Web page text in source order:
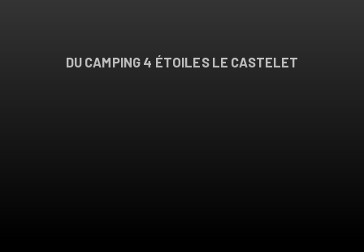
DU CAMPING 4 ÉTOILES LE CASTELET